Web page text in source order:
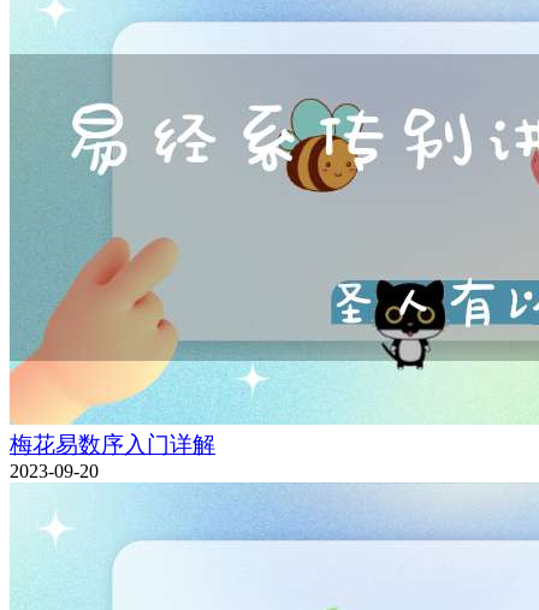
梅花易数序入门详解
2023-09-20